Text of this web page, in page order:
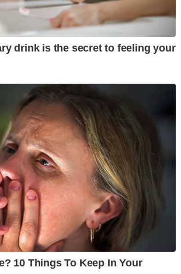
diumumkan pada Februari ketika
antara Israel dan Hamas di Gaza,
global.
lama rakyat Palestin bahawa
secara kekal dari tanah air mereka dan
oleh masyarakat antarabangsa.
negara Teluk Arab bimbang bahawa